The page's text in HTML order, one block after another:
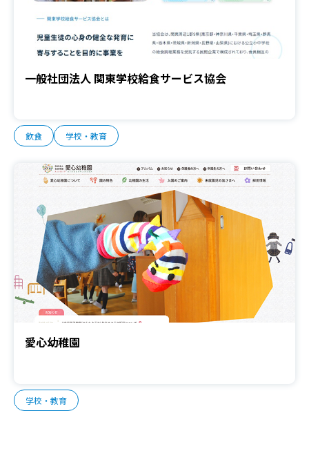
一般社団法人 関東学校給食サービス協会
飲食 学校・教育
愛心幼稚園
学校・教育